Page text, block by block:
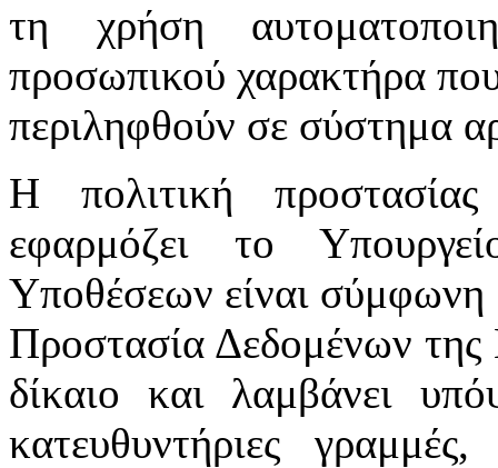
τη χρήση
προσωπικού χαρακτήρα
περιληφθούν σε σύστημα
Η πολιτική
εφαρμόζει το
Υποθέσεων είναι σύμφωνη
Προστασία Δεδομένων
δίκαιο και λαμβάνει
κατευθυντήριες